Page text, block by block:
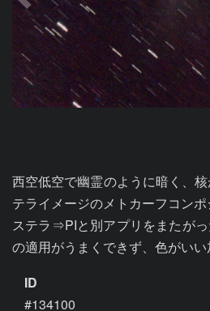
西空低空で幽霊のように暗く、
テライメージのメトカーフコンポ
ステラ⇒PIと別アプリをまたが
の適用がうまくできず、色がいい
ID
#134100